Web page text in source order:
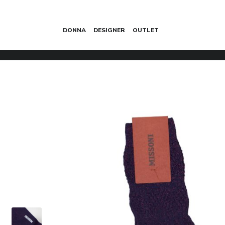
DONNA DESIGNER OUTLET